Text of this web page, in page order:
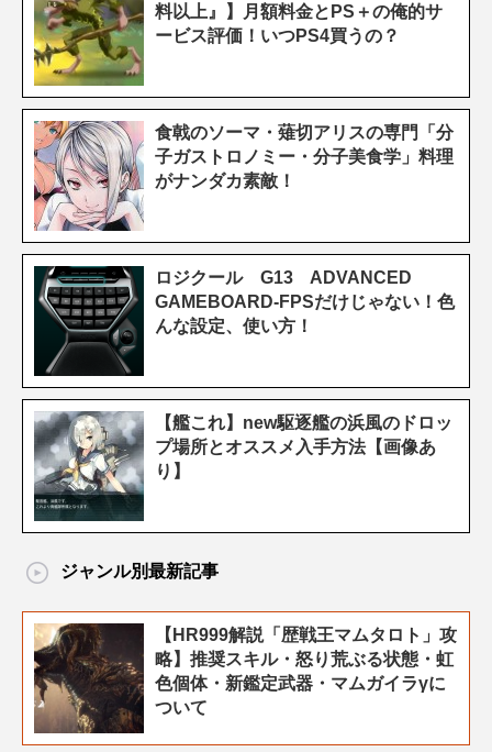
料以上』】月額料金とPS＋の俺的サ
ービス評価！いつPS4買うの？
食戟のソーマ・薙切アリスの専門「分
子ガストロノミー・分子美食学」料理
がナンダカ素敵！
ロジクール G13 ADVANCED
GAMEBOARD-FPSだけじゃない！色
んな設定、使い方！
【艦これ】new駆逐艦の浜風のドロッ
プ場所とオススメ入手方法【画像あ
り】
ジャンル別最新記事
【HR999解説「歴戦王マムタロト」攻
略】推奨スキル・怒り荒ぶる状態・虹
色個体・新鑑定武器・マムガイラγに
ついて